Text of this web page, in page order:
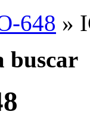
648 »
buscar